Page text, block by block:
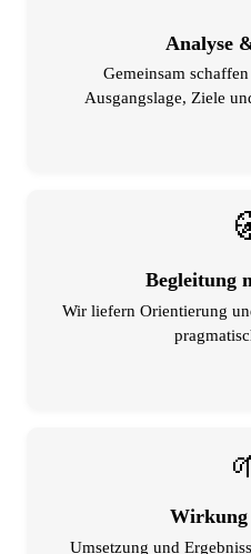
Analyse
Gemeinsam
Ausgangslage, Ziele
Begleitung
Wir liefern Orientierung
Wirkung
Umsetzung und